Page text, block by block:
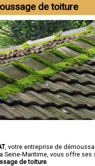
de toiture
, votre entreprise de
Seine-Maritime, vous offre ses
de toiture